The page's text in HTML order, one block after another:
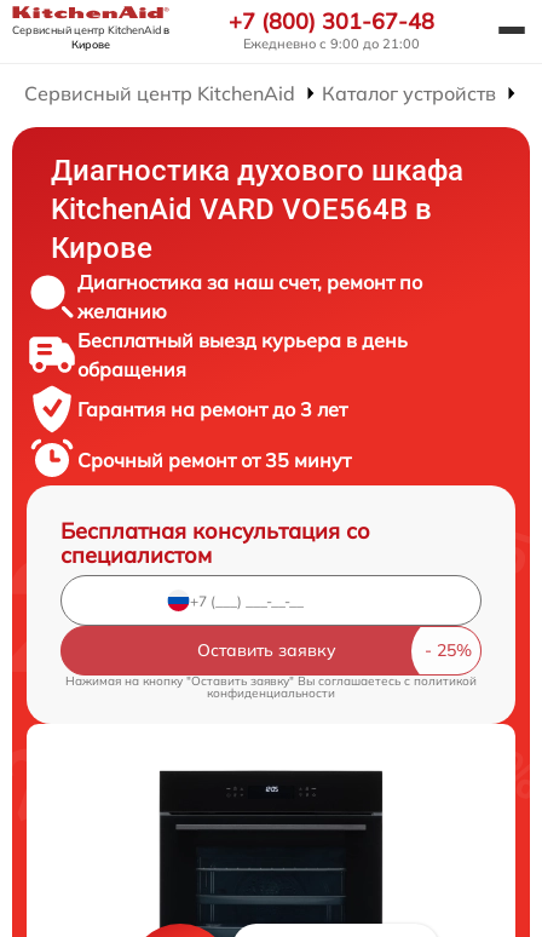
Сервисный центр KitchenAidв
Кирове
+7 (800) 301-67-48
Ежедневно с 9:00 до 21:00
Сервисный центр KitchenAid Каталог устройств
Диагностика духового шкафа
KitchenAid VARD VOE564B в
Кирове
Диагностика за наш счет, ремонт по
желанию
Бесплатный выезд курьера в день
обращения
Гарантия на ремонт до 3 лет
Срочный ремонт от 35 минут
Бесплатная консультация со
специалистом
Оставить заявку
Нажимая на кнопку "Оставить заявку" Вы соглашаетесь cполитикой
конфиденциальности